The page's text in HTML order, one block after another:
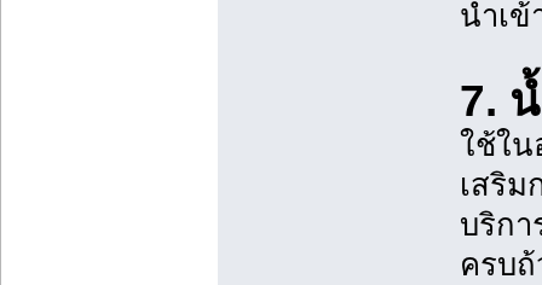
นำเข้
7.
ใช้ใน
เสริ
บริก
ครบ